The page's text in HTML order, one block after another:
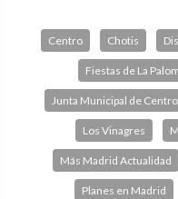
Centro Chotis
Fiestas de La
Junta Municipal de Centro
Los Vinagres
Más Madrid Actualidad
Planes en Madrid